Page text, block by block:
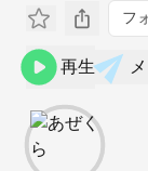
フ
再生